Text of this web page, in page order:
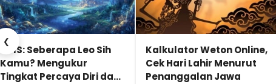
❮
KUIS: Seberapa Leo Sih
Kamu? Mengukur
Tingkat Percaya Diri dan
Kalkulator Weton Online,
Cek Hari Lahir Menurut
Penanggalan Jawa